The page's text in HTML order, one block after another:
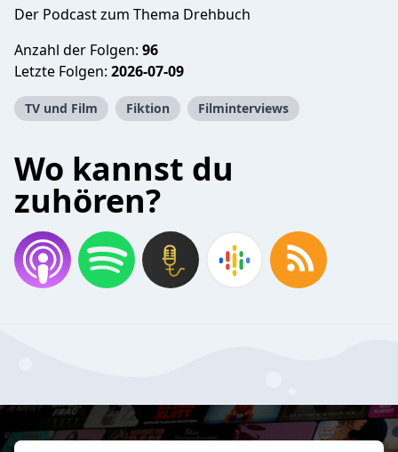
Der Podcast zum Thema Drehbuch
Anzahl der Folgen: 96
Letzte Folgen: 2026-07-09
TV und Film Fiktion Filminterviews
Wo kannst du
zuhören?